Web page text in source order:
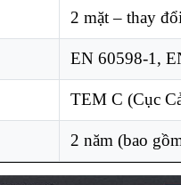
2 mặt – thay
EN 60598-1,
TEM C (Cục
2 năm (bao